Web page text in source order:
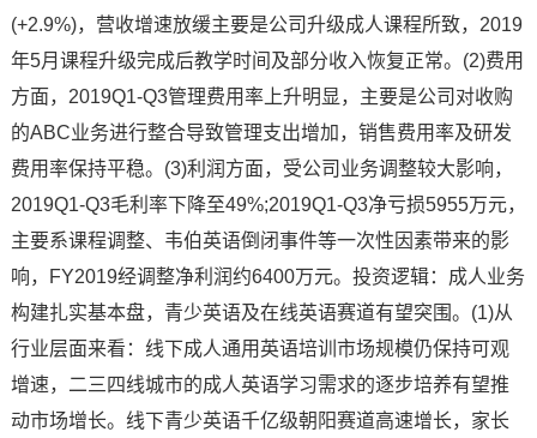
(+2.9%)，营收增速放缓主要是公司升级成人课程所致，2019
年5月课程升级完成后教学时间及部分收入恢复正常。(2)费用
方面，2019Q1-Q3管理费用率上升明显，主要是公司对收购
的ABC业务进行整合导致管理支出增加，销售费用率及研发
费用率保持平稳。(3)利润方面，受公司业务调整较大影响，
2019Q1-Q3毛利率下降至49%;2019Q1-Q3净亏损5955万元，
主要系课程调整、韦伯英语倒闭事件等一次性因素带来的影
响，FY2019经调整净利润约6400万元。投资逻辑：成人业务
构建扎实基本盘，青少英语及在线英语赛道有望突围。(1)从
行业层面来看：线下成人通用英语培训市场规模仍保持可观
增速，二三四线城市的成人英语学习需求的逐步培养有望推
动市场增长。线下青少英语千亿级朝阳赛道高速增长，家长